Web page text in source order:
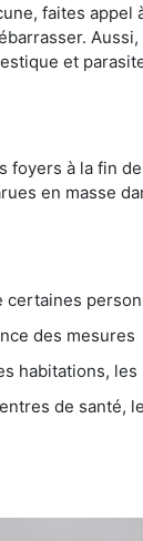
faites appel
et
foyers à la fin
en masse
certaines
des mesures
habitations, les
santé, les